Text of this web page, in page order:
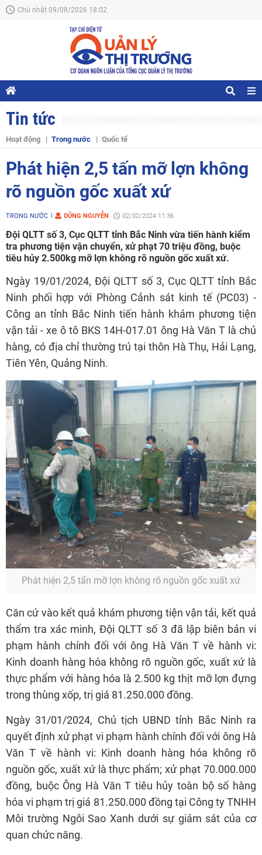
Chủ nhật 09/08/2026 18:02
Tin tức
Hoạt động Trong nước Quốc tế
Phát hiện 2,5 tấn mỡ lợn không
rõ nguồn gốc xuất xứ
TRONG NƯỚC DŨNG NGUYỄN 02/02/2024 11:36
Đội QLTT số 3, Cục QLTT tỉnh Bắc Ninh vừa tiến hành kiểm
tra phương tiện vận chuyển, xử phạt 70 triệu đồng, buộc
tiêu hủy 2.500kg mỡ lợn không rõ nguồn gốc xuất xứ.
Ngày 19/01/2024, Đội QLTT số 3, Cục QLTT tỉnh Bắc
Ninh phối hợp với Phòng Cảnh sát kinh tế (PC03) -
Công an tỉnh Bắc Ninh tiến hành khám phương tiện
vận tải - xe ô tô BKS 14H-017.01 ông Hà Văn T là chủ
hàng, có địa chỉ thường trú tại thôn Hà Thụ, Hải Lạng,
Tiên Yên, Quảng Ninh.
Phát hiện 2,5 tấn mỡ lợn không rõ nguồn gốc xuất xứ
Căn cứ vào kết quả khám phương tiện vận tải, kết quả
thẩm tra xác minh, Đội QLTT số 3 đã lập biên bản vi
phạm hành chính đối với ông Hà Văn T về hành vi:
Kinh doanh hàng hóa không rõ nguồn gốc, xuất xứ là
thực phẩm với hàng hóa là 2.500 kg thịt mỡ lợn đựng
trong thùng xốp, trị giá 81.250.000 đồng.
Ngày 31/01/2024, Chủ tịch UBND tỉnh Bắc Ninh ra
quyết định xử phạt vi phạm hành chính đối với ông Hà
Văn T về hành vi: Kinh doanh hàng hóa không rõ
nguồn gốc, xuất xứ là thực phẩm; xử phạt 70.000.000
đồng, buộc Ông Hà Văn T tiêu hủy toàn bộ số hàng
hóa vi phạm trị giá 81.250.000 đồng tại Công ty TNHH
Môi trường Ngôi Sao Xanh dưới sự giám sát của cơ
quan chức năng.